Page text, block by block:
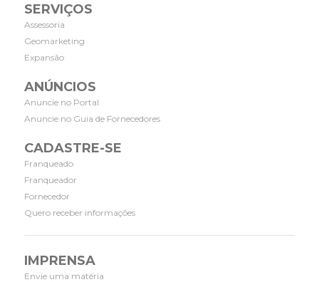
SERVIÇOS
Assessoria
Geomarketing
Expansão
ANÚNCIOS
Anuncie no Portal
Anuncie no Guia de Fornecedores
CADASTRE-SE
Franqueado
Franqueador
Fornecedor
Quero receber informações
IMPRENSA
Envie uma matéria